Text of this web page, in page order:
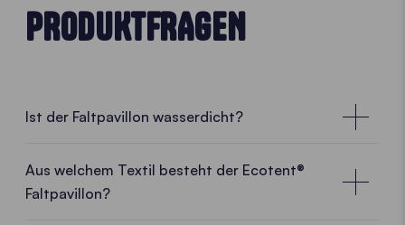
PRODUKTFRAGEN
Ist der Faltpavillon wasserdicht?
Aus welchem Textil besteht der Ecotent®
Faltpavillon?